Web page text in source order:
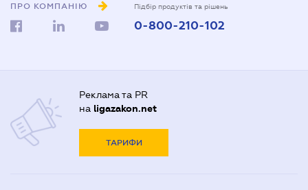
ПРО КОМПАНІЮ Підбір продуктів та рішень
0-800-210-102
Реклама та PR
на ligazakon.net
ТАРИФИ